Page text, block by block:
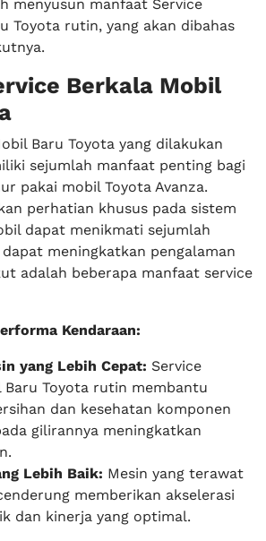
menyusun manfaat Service
Toyota rutin, yang akan dibahas
Berkala Mobil
Baru Toyota yang dilakukan
sejumlah manfaat penting bagi
pakai mobil Toyota Avanza.
perhatian khusus pada sistem
dapat menikmati sejumlah
meningkatkan pengalaman
adalah beberapa manfaat service
Kendaraan:
yang Lebih Cepat: Service
Baru Toyota rutin membantu
dan kesehatan komponen
gilirannya meningkatkan
Lebih Baik: Mesin yang terawat
memberikan akselerasi
dan kinerja yang optimal.